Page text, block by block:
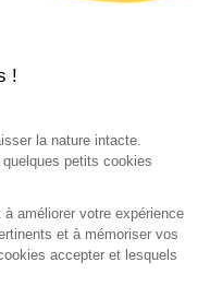
!
la nature intacte.
petits cookies
améliorer votre expérience
et à mémoriser vos
accepter et lesquels